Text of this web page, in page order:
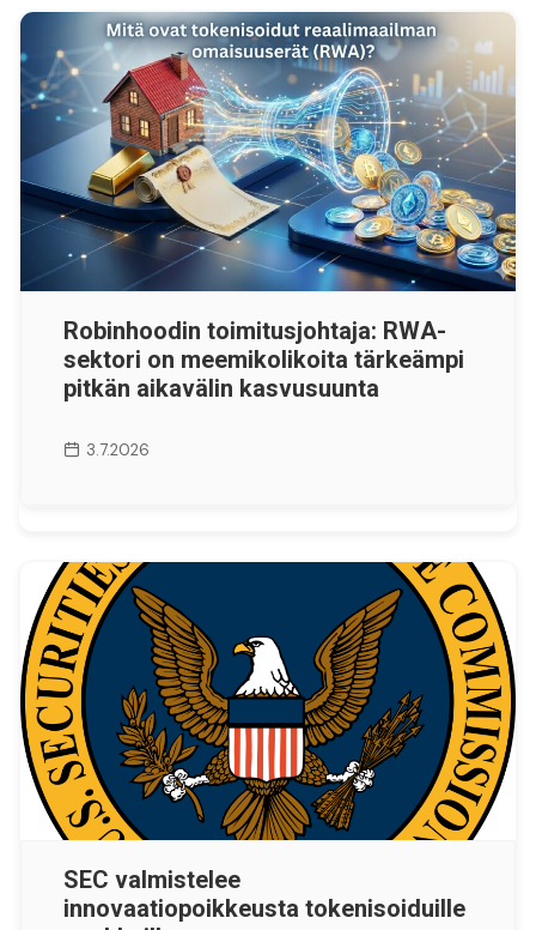
Robinhoodin toimitusjohtaja: RWA-
sektori on meemikolikoita tärkeämpi
pitkän aikavälin kasvusuunta
3.7.2026
SEC valmistelee
innovaatiopoikkeusta tokenisoiduille